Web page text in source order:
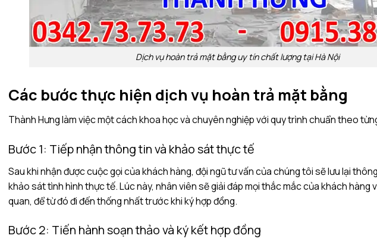
Dịch vụ hoàn trả mặt bằng uy tín chất lượng tại Hà Nội
Các bước thực hiện dịch vụ hoàn trả mặt bằng
Thành Hưng làm việc một cách khoa học và chuyên nghiệp với quy trình chuẩn theo
Bước 1: Tiếp nhận thông tin và khảo sát thực tế
Sau khi nhận được cuộc gọi của khách hàng, đội ngũ tư vấn của chúng tôi sẽ lưu lại
khảo sát tình hình thực tế. Lúc này, nhân viên sẽ giải đáp mọi thắc mắc của khách hàng
quan, để từ đó đi đến thống nhất trước khi ký hợp đồng.
Bước 2: Tiến hành soạn thảo và ký kết hợp đồng